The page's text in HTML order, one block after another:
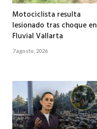
Motociclista resulta
lesionado tras choque en
Fluvial Vallarta
7 agosto, 2026